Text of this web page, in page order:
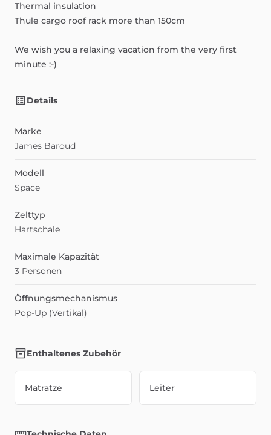
Thermal insulation
Thule cargo roof rack more than 150cm
We wish you a relaxing vacation from the very first
minute :-)
Details
Marke
James Baroud
Modell
Space
Zelttyp
Hartschale
Maximale Kapazität
3 Personen
Öffnungsmechanismus
Pop-Up (Vertikal)
Enthaltenes Zubehör
Matratze Leiter